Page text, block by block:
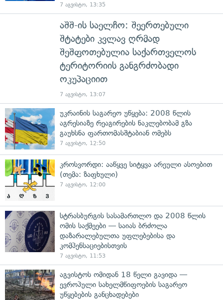
7 აგვისტო, 13:35
აშშ-ის საელჩო: შეერთებული
შტატები კვლავ ღრმად
შეშფოთებულია საქართველოს
ტერიტორიის განგრძობადი
ოკუპაციით
7 აგვისტო, 13:07
უკრაინის საგარეო უწყება: 2008 წლის
აგრესიაზე რეაგირების ნაკლებობამ გზა
გაუხსნა ფართომასშტაბიან ომებს
7 აგვისტო, 12:50
კროსვორდი: ააწყვე სიტყვა არეული ასოებით
(თემა: ზაფხული)
7 აგვისტო, 12:00
სტრასბურგის სასამართლო და 2008 წლის
ომის საქმეები — საიას ბრძოლა
დაზარალებულთა უფლებებისა და
კომპენსაციებისთვის
7 აგვისტო, 11:53
აგვისტოს ომიდან 18 წელი გავიდა —
ევროპული სახელმწიფოების საგარეო
უწყებების განცხადებები